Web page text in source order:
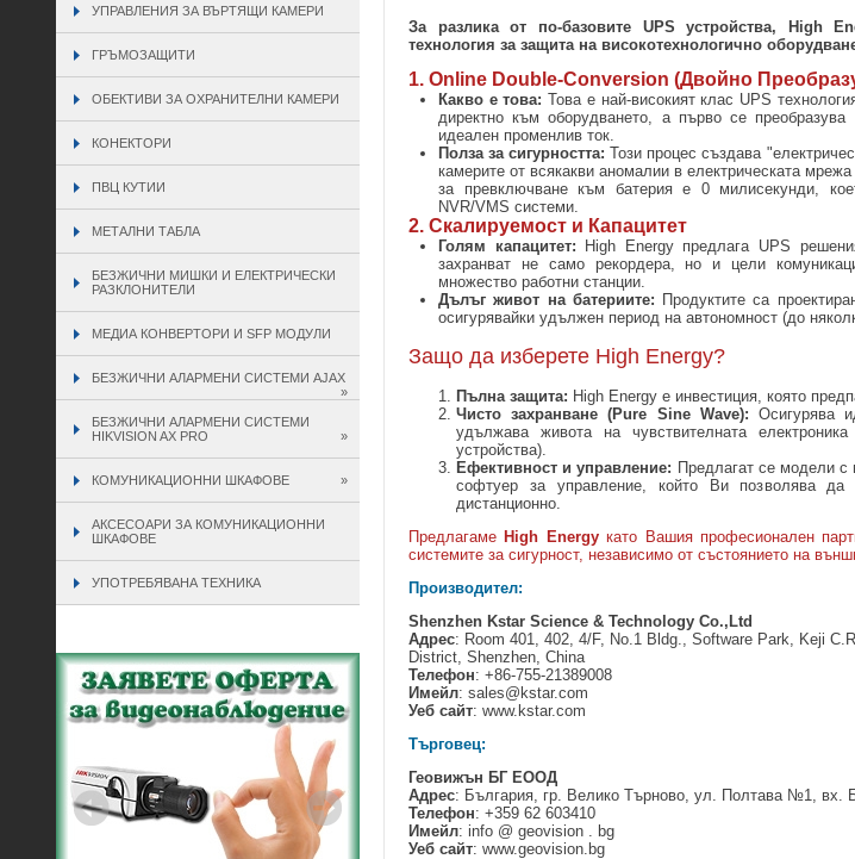
УПРАВЛЕНИЯ ЗА ВЪРТЯЩИ КАМЕРИ
ГРЪМОЗАЩИТИ
ОБЕКТИВИ ЗА ОХРАНИТЕЛНИ КАМЕРИ
КОНЕКТОРИ
ПВЦ КУТИИ
МЕТАЛНИ ТАБЛА
БЕЗЖИЧНИ МИШКИ И ЕЛЕКТРИЧЕСКИ
РАЗКЛОНИТЕЛИ
МЕДИА КОНВЕРТОРИ И SFP МОДУЛИ
БЕЗЖИЧНИ АЛАРМЕНИ СИСТЕМИ AJAX
»
БЕЗЖИЧНИ АЛАРМЕНИ СИСТЕМИ
HIKVISION AX PRO
»
КОМУНИКАЦИОННИ ШКАФОВЕ »
АКСЕСОАРИ ЗА КОМУНИКАЦИОННИ
ШКАФОВЕ
УПОТРЕБЯВАНА ТЕХНИКА
За разлика от по-базовите UPS устройства, High
технология за защита на високотехнологично
1. Online Double-Conversion (Двойно
Какво е това: Това е най-високият клас UPS
директно към оборудването, а първо се
идеален променлив ток.
Полза за сигурността: Този процес създава
камерите от всякакви аномалии в електрическата
за превключване към батерия е 0 милисекунди,
NVR/VMS системи.
2. Скалируемост и Капацитет
Голям капацитет: High Energy предлага UPS
захранват не само рекордера, но и цели
множество работни станции.
Дълъг живот на батериите: Продуктите са
осигурявайки удължен период на автономност (до
Защо да изберете High Energy?
Пълна защита: High Energy е инвестиция, която
Чисто захранване (Pure Sine Wave): Осигурява
удължава живота на чувствителната
устройства).
Ефективност и управление: Предлагат се модели с
софтуер за управление, който Ви позволява да
дистанционно.
Предлагаме High Energyкато Вашия професионален
системите за сигурност, независимо от състоянието на
Производител:
Shenzhen Kstar Science & Technology Co.,Ltd
Адрес: Room 401, 402, 4/F, No.1 Bldg., Software Park, Keji
District, Shenzhen, China
Телефон: +86-755-21389008
Имейл: sales@kstar.com
Уеб сайт: www.kstar.com
Търговец:
Геовижън БГ ЕООД
Адрес: България, гр. Велико Търново, ул. Полтава №1, вх.
Телефон: +359 62 603410
Имейл: info @ geovision . bg
Уеб сайт: www.geovision.bg